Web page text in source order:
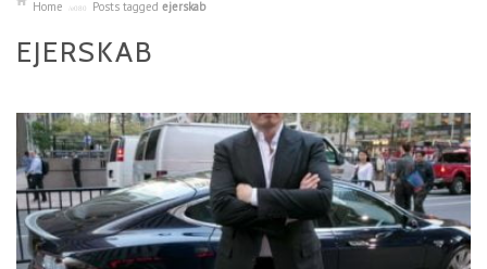
Home Posts tagged ejerskab
EJERSKAB